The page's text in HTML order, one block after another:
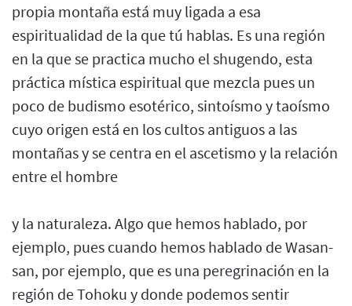
propia montaña está muy ligada a esa
espiritualidad de la que tú hablas. Es una región
en la que se practica mucho el shugendo, esta
práctica mística espiritual que mezcla pues un
poco de budismo esotérico, sintoísmo y taoísmo
cuyo origen está en los cultos antiguos a las
montañas y se centra en el ascetismo y la relación
entre el hombre
y la naturaleza. Algo que hemos hablado, por
ejemplo, pues cuando hemos hablado de Wasan-
san, por ejemplo, que es una peregrinación en la
región de Tohoku y donde podemos sentir